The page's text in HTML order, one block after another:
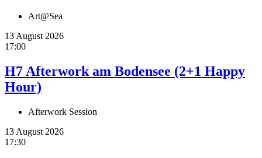
Art@Sea
13 August 2026
17:00
H7 Afterwork am Bodensee (2+1 Happy
Hour)
Afterwork Session
13 August 2026
17:30